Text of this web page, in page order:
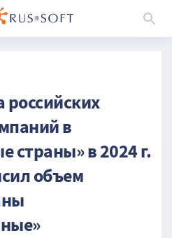
российских
в
страны» в 2024 г.
объем